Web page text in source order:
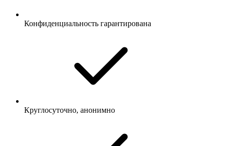
Конфиденциальность гарантирована
Круглосуточно, анонимно